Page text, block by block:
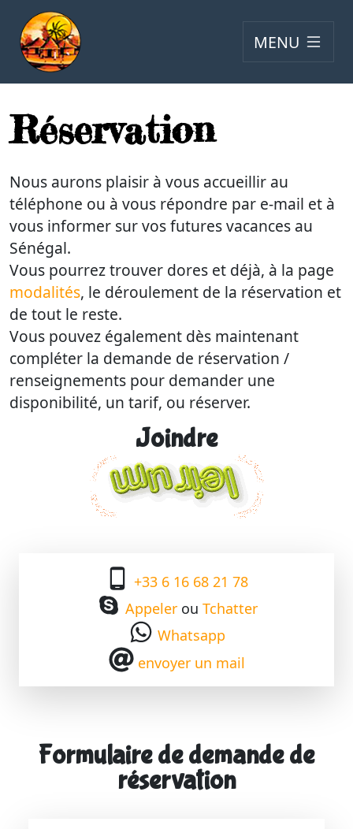
MENU
Réservation
Nous aurons plaisir à vous accueillir au
téléphone ou à vous répondre par e-mail et à
vous informer sur vos futures vacances au
Sénégal.
Vous pourrez trouver dores et déjà, à la page
modalités, le déroulement de la réservation et
de tout le reste.
Vous pouvez également dès maintenant
compléter la demande de réservation /
renseignements pour demander une
disponibilité, un tarif, ou réserver.
Joindre
+33 6 16 68 21 78
Appelerou Tchatter
Whatsapp
envoyer un mail
Formulaire de demande de
réservation